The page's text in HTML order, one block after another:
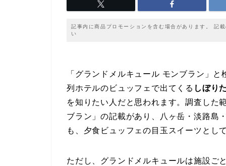
記事内に商品プロモーションを含む場合があります。 記
い
「グランドメルキュール モンブラン」
列ホテルのビュッフェで出てくる しぼり
を知りたい人だと思われます。調査した
ブラン」の記載があり、八ヶ岳・淡路島
も、夕食ビュッフェの目玉スイーツとし
ただし、グランドメルキュールは施設ご